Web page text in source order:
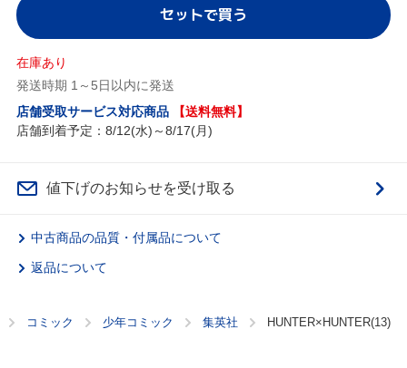
セットで買う
在庫あり
発送時期 1～5日以内に発送
店舗受取サービス対応商品
【送料無料】
店舗到着予定：8/12(水)～8/17(月)
値下げのお知らせを受け取る
中古商品の品質・付属品について
返品について
コミック 少年コミック 集英社 HUNTER×HUNTER(13)